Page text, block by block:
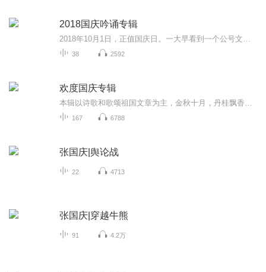
2018国庆吟诵专辑
38 2592
欢度国庆专辑
167 6788
张国庆|舆论战
22 4713
张国庆|穿越牛熊
91 4.2万